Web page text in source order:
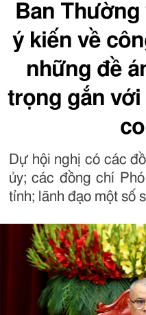
Ban
ý kiến về
những đề
trọng gắn
Dự hội nghị có các
ủy; các đồng chí
tỉnh; lãnh đạo một số